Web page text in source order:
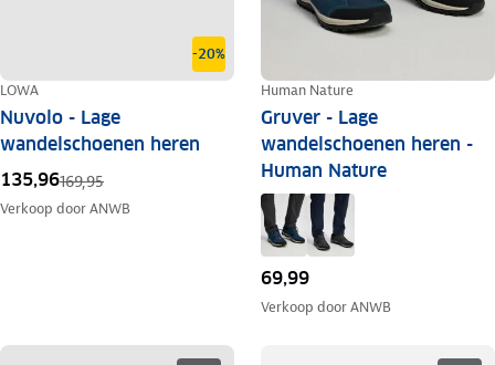
-20%
LOWA
Nuvolo - Lage
wandelschoenen heren
135,96169,95
Verkoop doorANWB
Human Nature
Gruver - Lage
wandelschoenen heren -
Human Nature
69,99
Verkoop doorANWB